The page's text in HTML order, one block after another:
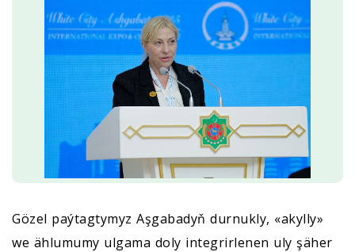
Gözel paýtagtymyz Aşgabadyň durnukly, «akylly»
we ählumumy ulgama doly integrirlenen uly şäher